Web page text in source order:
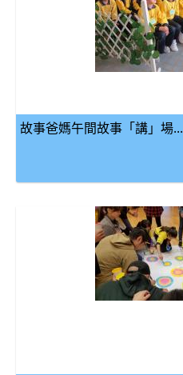
故事爸媽午間故事「講」場...